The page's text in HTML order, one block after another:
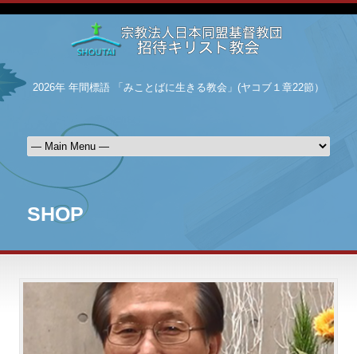
2026年 年間標語 「みことばに生きる教会」(ヤコブ１章22節）
SHOP